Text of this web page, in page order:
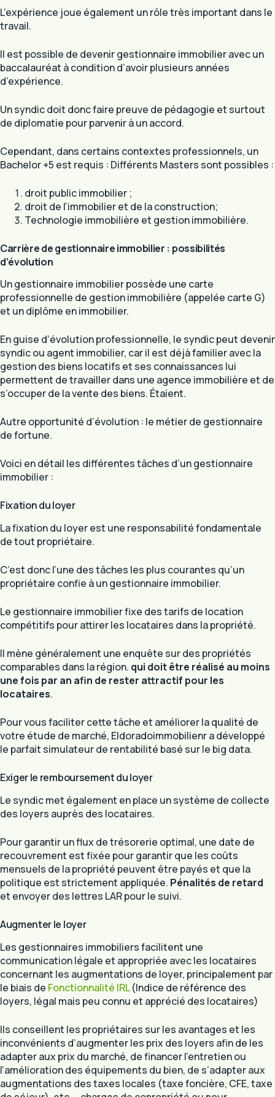
L’expérience joue également un rôle très important dans le
travail.
Il est possible de devenir gestionnaire immobilier avec un
baccalauréat à condition d’avoir plusieurs années
d’expérience.
Un syndic doit donc faire preuve de pédagogie et surtout
de diplomatie pour parvenir à un accord.
Cependant, dans certains contextes professionnels, un
Bachelor +5 est requis : Différents Masters sont possibles :
droit public immobilier ;
droit de l’immobilier et de la construction;
Technologie immobilière et gestion immobilière.
Carrière de gestionnaire immobilier : possibilités
d’évolution
Un gestionnaire immobilier possède une carte
professionnelle de gestion immobilière (appelée carte G)
et un diplôme en immobilier.
En guise d’évolution professionnelle, le syndic peut devenir
syndic ou agent immobilier, car il est déjà familier avec la
gestion des biens locatifs et ses connaissances lui
permettent de travailler dans une agence immobilière et de
s’occuper de la vente des biens. Étaient.
Autre opportunité d’évolution : le métier de gestionnaire
de fortune.
Voici en détail les différentes tâches d’un gestionnaire
immobilier :
Fixation du loyer
La fixation du loyer est une responsabilité fondamentale
de tout propriétaire.
C’est donc l’une des tâches les plus courantes qu’un
propriétaire confie à un gestionnaire immobilier.
Le gestionnaire immobilier fixe des tarifs de location
compétitifs pour attirer les locataires dans la propriété.
Il mène généralement une enquête sur des propriétés
comparables dans la région. qui doit être réalisé au moins
une fois par an afin de rester attractif pour les
locataires.
Pour vous faciliter cette tâche et améliorer la qualité de
votre étude de marché, Eldoradoimmobilienr a développé
le parfait simulateur de rentabilité basé sur le big data.
Exiger le remboursement du loyer
Le syndic met également en place un système de collecte
des loyers auprès des locataires.
Pour garantir un flux de trésorerie optimal, une date de
recouvrement est fixée pour garantir que les coûts
mensuels de la propriété peuvent être payés et que la
politique est strictement appliquée. Pénalités de retard
et envoyer des lettres LAR pour le suivi.
Augmenter le loyer
Les gestionnaires immobiliers facilitent une
communication légale et appropriée avec les locataires
concernant les augmentations de loyer, principalement par
le biais de Fonctionnalité IRL(Indice de référence des
loyers, légal mais peu connu et apprécié des locataires)
Ils conseillent les propriétaires sur les avantages et les
inconvénients d’augmenter les prix des loyers afin de les
adapter aux prix du marché, de financer l’entretien ou
l’amélioration des équipements du bien, de s’adapter aux
augmentations des taxes locales (taxe foncière, CFE, taxe